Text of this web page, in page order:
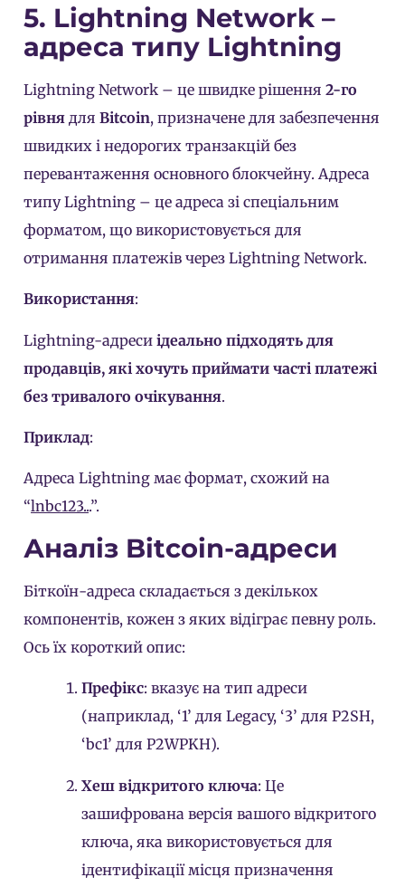
5. Lightning Network –
адреса типу Lightning
Lightning Network – це швидке рішення 2-го
рівня для Bitcoin, призначене для забезпечення
швидких і недорогих транзакцій без
перевантаження основного блокчейну. Адреса
типу Lightning – це адреса зі спеціальним
форматом, що використовується для
отримання платежів через Lightning Network.
Використання:
Lightning-адреси ідеально підходять для
продавців, які хочуть приймати часті платежі
без тривалого очікування.
Приклад:
Адреса Lightning має формат, схожий на
“lnbc123...”.
Аналіз Bitcoin-адреси
Біткоїн-адреса складається з декількох
компонентів, кожен з яких відіграє певну роль.
Ось їх короткий опис:
Префікс: вказує на тип адреси
(наприклад, ‘1’ для Legacy, ‘3’ для P2SH,
‘bc1’ для P2WPKH).
Хеш відкритого ключа: Це
зашифрована версія вашого відкритого
ключа, яка використовується для
ідентифікації місця призначення